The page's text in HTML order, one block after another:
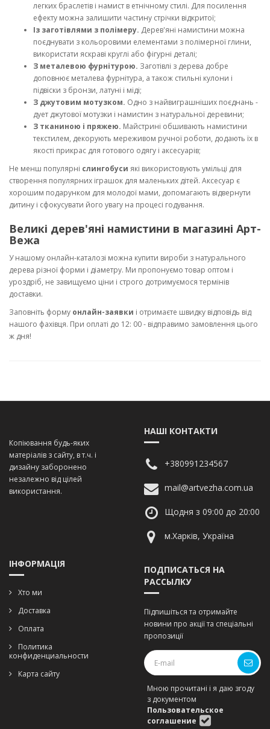
легких браслетів і намист в етнічному стилі. Для посилення
ефекту можна залишити частину стрічки відкритої;
Із заготівлями з полімеру. Дерев'яні намистини можна
поєднувати з кольоровими елементами з полімерної глини,
використати яскраві круглі або фігурні деталі;
З металевою фурнітурою. Заготівлі з дерева добре
доповнює металева фурнітура, а також стильні кулони і
підвіски з бронзи, латуні і міді;
З джутовим мотузком. Одно з найвиграшніших поєднань -
дует джутової мотузки і намистин з натуральної деревини;
З тканиною і пряжею. Майстрині обшивають намистини
текстилем, декорують мереживом ручної роботи, додають їх в
якості прикрас для готового одягу і аксесуарів;
Не менш популярні слингобуси які використовують умільці для
створення популярних іграшок для маленьких дітей. Аксесуар є
хорошим подарунком для молодої мами, допомагають відвернути
дитину і сфокусувати його увагу на процесі годування.
Великі дерев'яні намистини в магазині Арт-
Вежа
У нашому онлайн-каталозі можна купити вироби з натурального
дерева різної форми і діаметру. Ми пропонуємо товар оптом і
уроздріб, не завищуємо ціни і строго дотримуємося термінів
доставки.
Заповніть форму онлайн-заявки і отримаєте швидку відповідь від
нашого фахівця. При оплаті до 12: 00 - відправимо замовлення цього
ж дня!
Копіювання будь-яких
матеріалів з сайту, в т.ч. і
дизайну заборонено
незалежно від цілей
використання.
НАШІ КОНТАКТИ
+380991234567
mail@artvezha.com.ua
Щодня з 09:00 до 20:00
м.Харків, Україна
ІНФОРМАЦІЯ
Хто ми
Доставка
Оплата
Политика
конфиденциальности
Карта сайту
ПОДПИСАТЬСЯ НА
РАССЫЛКУ
Підпишіться та отримайте
новини про акції та спеціальні
пропозиції
Мною прочитані і я даю згоду
з документом
Пользовательское
соглашение